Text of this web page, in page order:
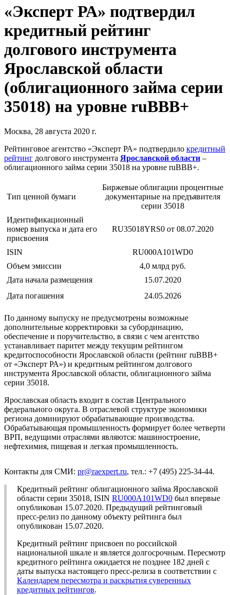
«Эксперт РА» подтвердил
кредитный рейтинг
долгового инструмента
Ярославской области
(облигационного займа серии
35018) на уровне ruВВВ+
Москва, 28 августа 2020 г.
Рейтинговое агентство «Эксперт РА» подтвердило кредитный
рейтинг долгового инструмента Ярославской области –
облигационного займа серии 35018 на уровне ruВВВ+.
Тип ценной бумаги
Биржевые облигации процентные
документарные на предъявителя
серии 35018
Идентификационный
номер выпуска и дата его
присвоения
RU35018YRS0 от 08.07.2020
ISIN
RU000A101WD0
Объем эмиссии
4,0 млрд руб.
Дата начала размещения
15.07.2020
Дата погашения
24.05.2026
По данному выпуску не предусмотрены возможные
дополнительные корректировки за субординацию,
обеспечение и поручительство, в связи с чем агентство
устанавливает паритет между текущим рейтингом
кредитоспособности Ярославской области (рейтинг ruВВВ+
от «Эксперт РА») и кредитным рейтингом долгового
инструмента Ярославской области, облигационного займа
серии 35018.
Ярославская область входит в состав Центрального
федерального округа. В отраслевой структуре экономики
региона доминируют обрабатывающие производства.
Обрабатывающая промышленность формирует более четверти
ВРП, ведущими отраслями являются: машиностроение,
нефтехимия, пищевая и легкая промышленность.
Контакты для СМИ: pr@raexpert.ru, тел.: +7 (495) 225-34-44.
Кредитный рейтинг облигационного займа Ярославской
области серии 35018, ISIN RU000A101WD0 был впервые
опубликован 15.07.2020. Предыдущий рейтинговый
пресс-релиз по данному объекту рейтинга был
опубликован 15.07.2020.
Кредитный рейтинг присвоен по российской
национальной шкале и является долгосрочным. Пересмотр
кредитного рейтинга ожидается не позднее 182 дней с
даты выпуска настоящего пресс-релиза в соответствии с
Календарем пересмотра и раскрытия суверенных
кредитных рейтингов.